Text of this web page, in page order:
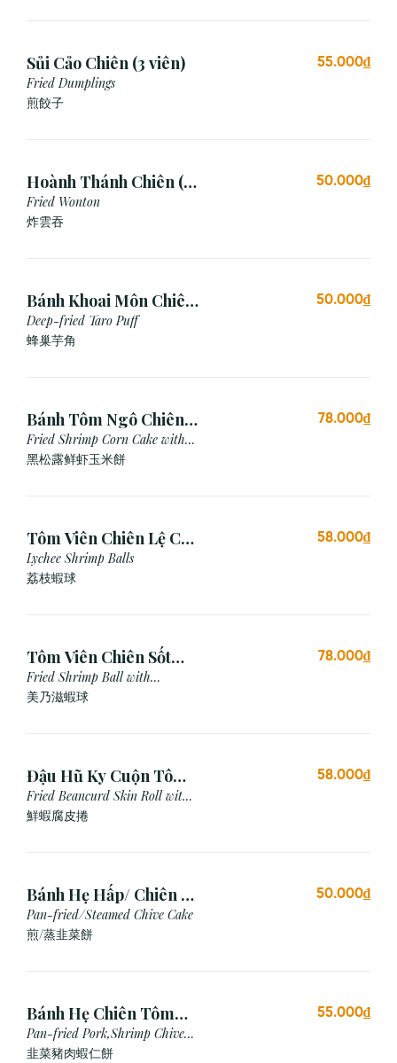
Sủi Cảo Chiên (3 viên)
Fried Dumplings
煎餃子
55.000₫
Hoành Thánh Chiên (3
viên)
Fried Wonton
炸雲吞
50.000₫
Bánh Khoai Môn Chiên
Xù (3 viên)
Deep-fried Taro Puff
蜂巢芋角
50.000₫
Bánh Tôm Ngô Chiên
Nấm Truffle (3 viên)
Fried Shrimp Corn Cake with
Truffle
黑松露鲜虾玉米餅
78.000₫
Tôm Viên Chiên Lệ Chi
(3 viên)
Lychee Shrimp Balls
荔枝蝦球
58.000₫
Tôm Viên Chiên Sốt
Mayonnaise (3 viên)
Fried Shrimp Ball with
Mayonnaise Sauce
美乃滋蝦球
78.000₫
Đậu Hũ Ky Cuộn Tôm
Chiên (3 cái)
Fried Beancurd Skin Roll with
Shrimp
鮮蝦腐皮捲
58.000₫
Bánh Hẹ Hấp/ Chiên (3
Cái)
Pan-fried/Steamed Chive Cake
煎/蒸韭菜餅
50.000₫
Bánh Hẹ Chiên Tôm
Thịt
Pan-fried Pork,Shrimp Chive
Cake
韭菜豬肉蝦仁餅
55.000₫